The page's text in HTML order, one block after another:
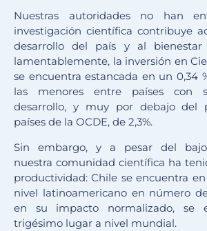
Nuestras autoridades no han
investigación científica contribuye
desarrollo del país y al
lamentablemente, la inversión en
se encuentra estancada en un 0,34
las menores entre países con
desarrollo, y muy por debajo del
países de la OCDE, de 2,3%.
Sin embargo, y a pesar del bajo
nuestra comunidad científica ha
productividad: Chile se encuentra
nivel latinoamericano en número
en su impacto normalizado, se
trigésimo lugar a nivel mundial.